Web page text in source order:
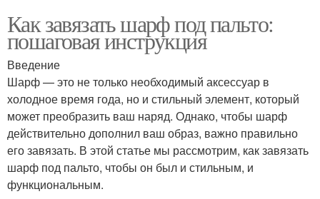
Как завязать шарф под пальто:
пошаговая инструкция
Введение
Шарф — это не только необходимый аксессуар в
холодное время года, но и стильный элемент, который
может преобразить ваш наряд. Однако, чтобы шарф
действительно дополнил ваш образ, важно правильно
его завязать. В этой статье мы рассмотрим, как завязать
шарф под пальто, чтобы он был и стильным, и
функциональным.